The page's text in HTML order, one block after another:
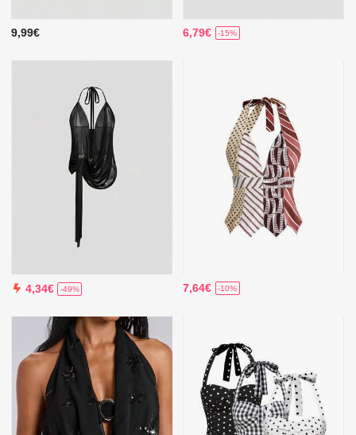
9,99€ 6,79€ -15%
4,34€ -49% 7,64€ -10%